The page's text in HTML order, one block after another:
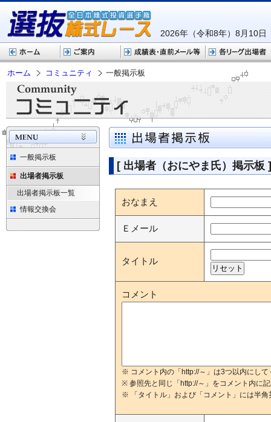
2026年（令和8年）8月10
ホーム コミュニティ 一般掲示板
一般掲示板
出場者掲示板
出場者掲示板一覧
情報交換会
[ 出場者（おにやま氏）掲示板 ]
おなまえ
Ｅメール
タイトル
コメント
※ コメント内の「http://～」は3つ以内にして
※ 参照先と同じ「http://～」をコメント内に
※ 「タイトル」および「コメント」には半